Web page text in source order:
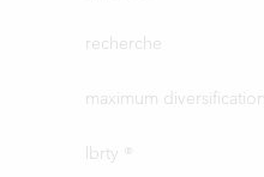
recherche
maximum
lbrty ®